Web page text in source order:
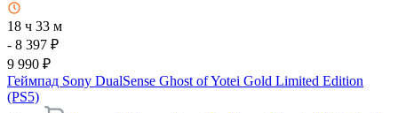
18 ч 33 м
- 8 397 ₽
9 990 ₽
Геймпад Sony DualSense Ghost of Yotei Gold Limited Edition
(PS5)